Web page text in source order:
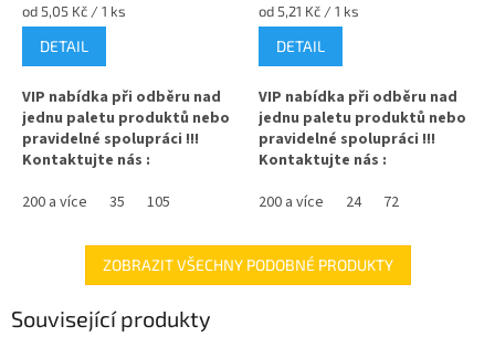
Měrná
cena:
od 5,05 Kč / 1 ks
DETAIL
VIP nabídka při odběru nad
jednu paletu produktů nebo
pravidelné spolupráci !!!
Kontaktujte nás :
Twist Off TO 63 vhodná pro
med, povidla, džemy, pesto,
ovoce nebo nakládanou
zeleninu.
200 a více 35 105
Měrná
cena:
od 5,21 Kč / 1 ks
DETAIL
VIP nabídka při odběru nad
jednu paletu produktů nebo
pravidelné spolupráci !!!
Kontaktujte nás :
STURZ / ROVNÁ vhodná na
maso, kimchi, marmeládu i na
med.
200 a více 24 72
ZOBRAZIT VŠECHNY PODOBNÉ PRODUKTY
Související produkty